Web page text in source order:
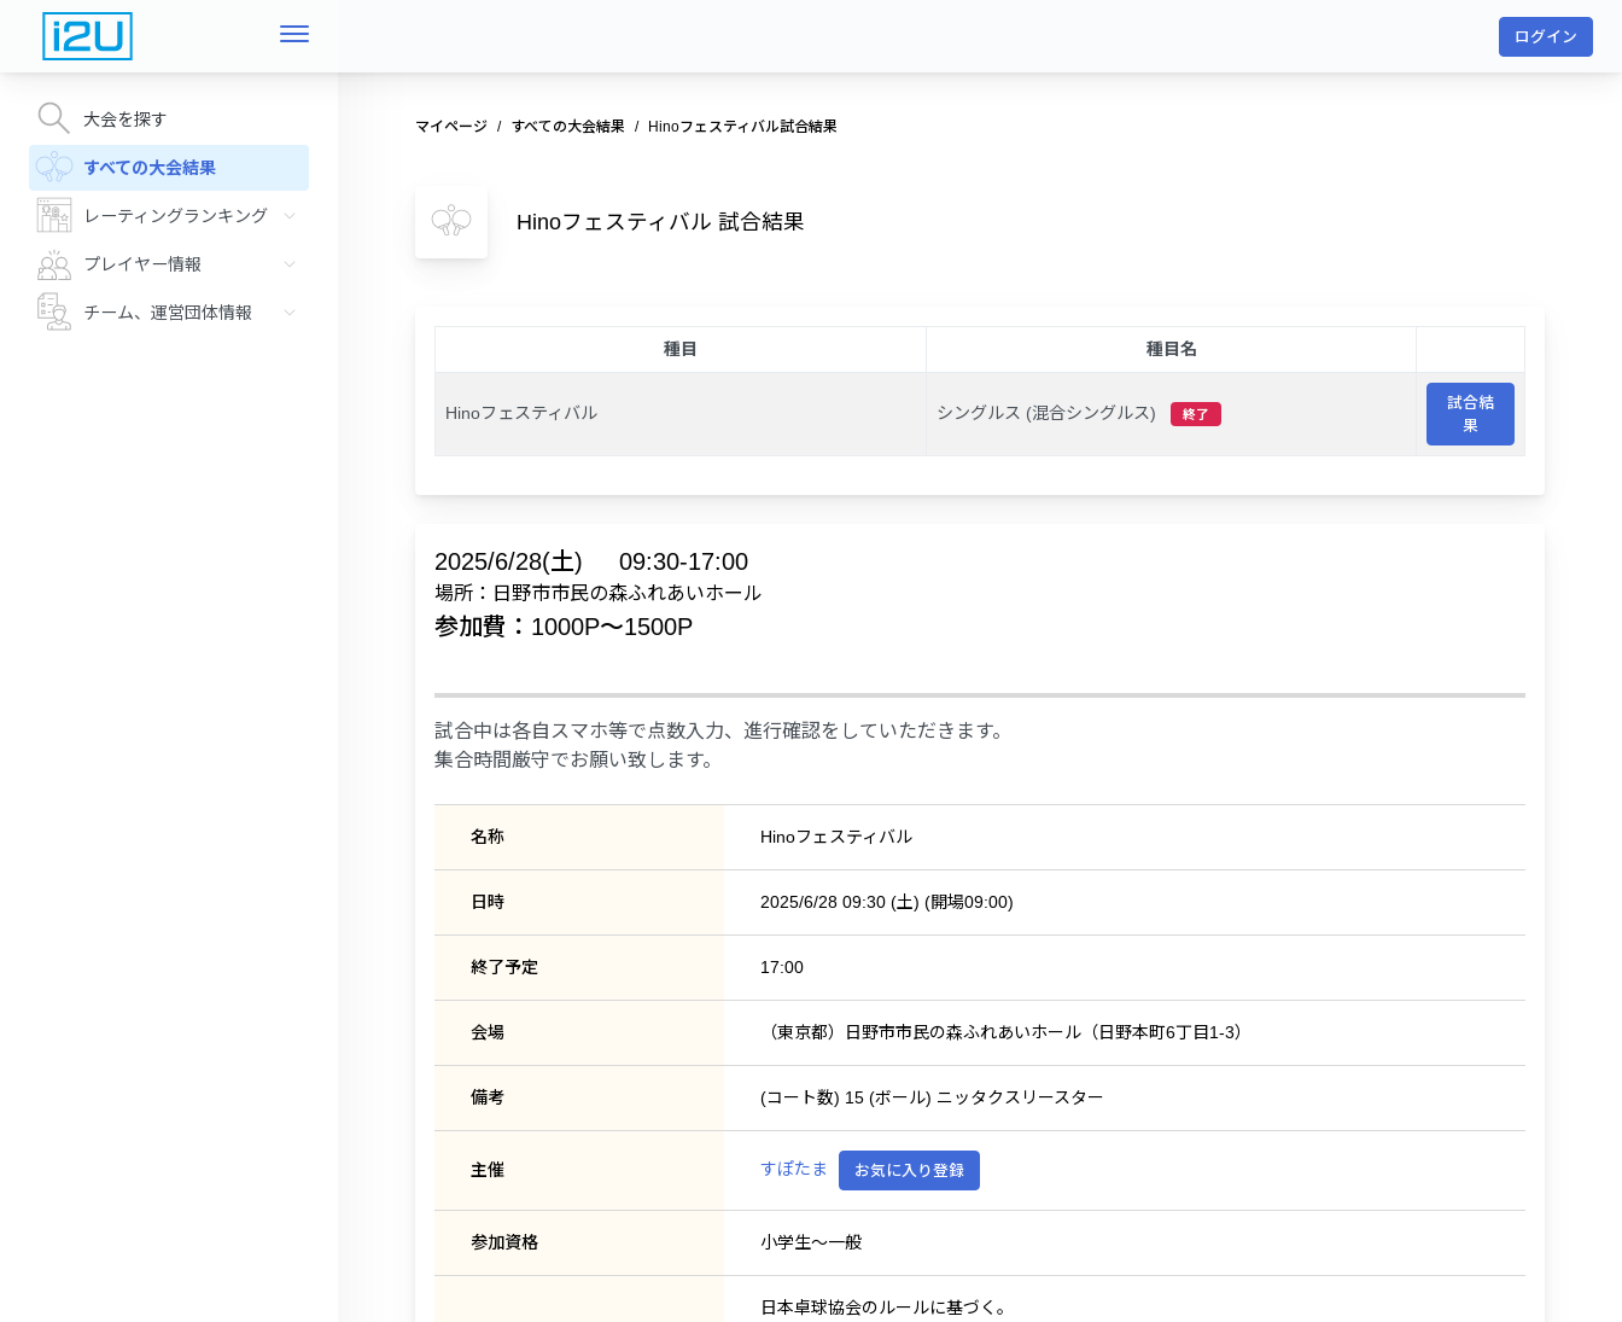
ログイン
大会を探す
すべての大会結果
レーティングランキング
プレイヤー情報
チーム、運営団体情報
マイページ すべての大会結果 Hinoフェスティバル試合結果
Hinoフェスティバル 試合結果
種目 種目名
Hinoフェスティバル シングルス (混合シングルス) 終了
試合結
果
2025/6/28(土) 09:30-17:00
場所：日野市市民の森ふれあいホール
参加費：1000P〜1500P
試合中は各自スマホ等で点数入力、進行確認をしていただきます。
集合時間厳守でお願い致します。
名称 Hinoフェスティバル
日時 2025/6/28 09:30 (土) (開場09:00)
終了予定 17:00
会場 （東京都）日野市市民の森ふれあいホール（日野本町6丁目1-3）
備考 (コート数) 15 (ボール) ニッタクスリースター
主催 すぽたま お気に入り登録
参加資格 小学生～一般
日本卓球協会のルールに基づく。